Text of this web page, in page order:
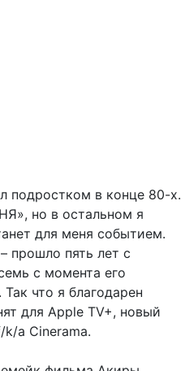
подростком в конце 80-х.
но в остальном я
для меня событием.
прошло пять лет с
с момента его
что я благодарен
для Apple TV+, новый
a Cinerama.